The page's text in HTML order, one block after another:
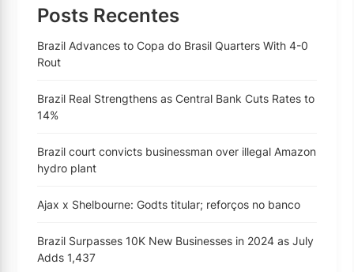
Posts Recentes
Brazil Advances to Copa do Brasil Quarters With 4-0
Rout
Brazil Real Strengthens as Central Bank Cuts Rates to
14%
Brazil court convicts businessman over illegal Amazon
hydro plant
Ajax x Shelbourne: Godts titular; reforços no banco
Brazil Surpasses 10K New Businesses in 2024 as July
Adds 1,437